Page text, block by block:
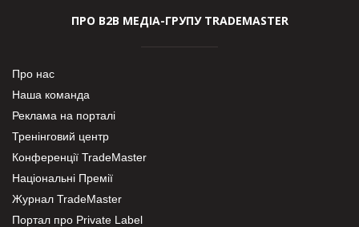
ПРО В2В МЕДІА-ГРУПУ TRADEMASTER
Про нас
Наша команда
Реклама на порталі
Тренінговий центр
Конференції TradeMaster
Національні Премії
Журнал TradeMaster
Портал про Private Label